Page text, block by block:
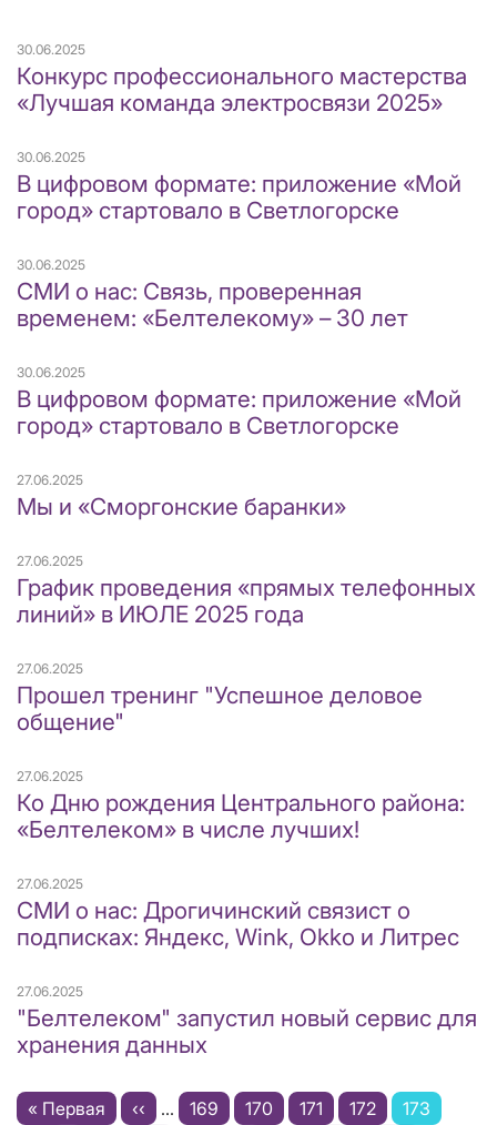
30.06.2025
Конкурс профессионального мастерства
«Лучшая команда электросвязи 2025»
30.06.2025
В цифровом формате: приложение «Мой
город» стартовало в Светлогорске
30.06.2025
СМИ о нас: Связь, проверенная
временем: «Белтелекому» – 30 лет
30.06.2025
В цифровом формате: приложение «Мой
город» стартовало в Светлогорске
27.06.2025
Мы и «Сморгонские баранки»
27.06.2025
График проведения «прямых телефонных
линий» в ИЮЛЕ 2025 года
27.06.2025
Прошел тренинг "Успешное деловое
общение"
27.06.2025
Ко Дню рождения Центрального района:
«Белтелеком» в числе лучших!
27.06.2025
СМИ о нас: Дрогичинский связист о
подписках: Яндекс, Wink, Okko и Литрес
27.06.2025
"Белтелеком" запустил новый сервис для
хранения данных
Нумерация
Первая
« Первая ←
‹‹ … Page
169 Page
170 Page
171 Page
172
Текущая
173